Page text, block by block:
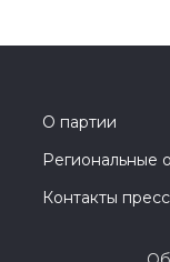
О партии
Региональные
Контакты